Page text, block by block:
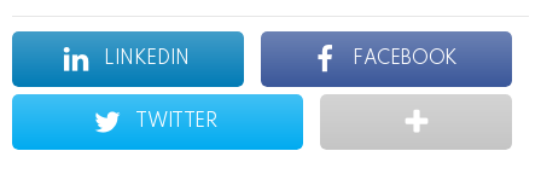
LINKEDIN FACEBOOK
TWITTER